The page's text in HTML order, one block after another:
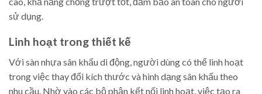
sử dụng.
Linh hoạt trong thiết kế
Với sàn nhựa sân khấu di động, người dùng có thể linh hoạt
trong việc thay đổi kích thước và hình dạng sân khấu theo
nhu cầu. Nhờ vào các bộ phận kết nối linh hoạt, việc tạo ra